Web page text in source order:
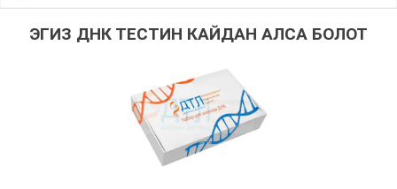
ЭГИЗ ДНК ТЕСТИН КАЙДАН АЛСА БОЛОТ